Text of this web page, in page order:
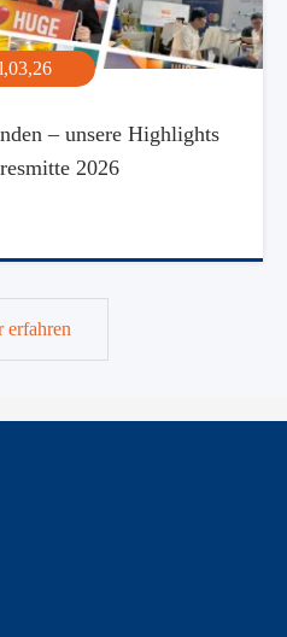
– unsere Highlights
2026
erfahren